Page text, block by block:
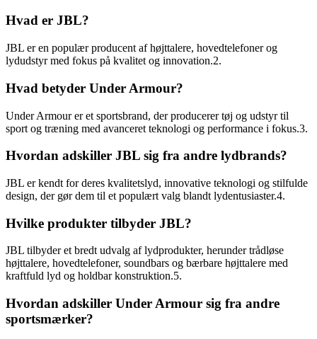
Hvad er JBL?
JBL er en populær producent af højttalere, hovedtelefoner og
lydudstyr med fokus på kvalitet og innovation.2.
Hvad betyder Under Armour?
Under Armour er et sportsbrand, der producerer tøj og udstyr til
sport og træning med avanceret teknologi og performance i fokus.3.
Hvordan adskiller JBL sig fra andre lydbrands?
JBL er kendt for deres kvalitetslyd, innovative teknologi og stilfulde
design, der gør dem til et populært valg blandt lydentusiaster.4.
Hvilke produkter tilbyder JBL?
JBL tilbyder et bredt udvalg af lydprodukter, herunder trådløse
højttalere, hovedtelefoner, soundbars og bærbare højttalere med
kraftfuld lyd og holdbar konstruktion.5.
Hvordan adskiller Under Armour sig fra andre
sportsmærker?